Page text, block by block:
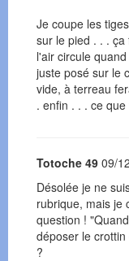
Je coupe les
sur le pied . . .
l'air circule
juste posé sur le
vide, à terreau
. enfin . . . ce
Totoche 49 09/
Désolée je ne
rubrique, mais je
question !
déposer le
?